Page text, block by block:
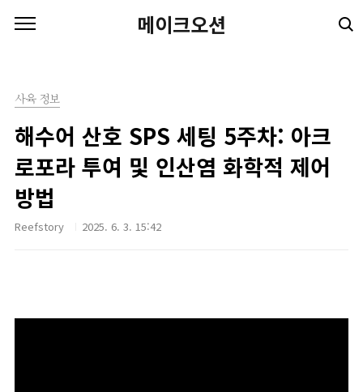
메이크오션
사육 정보
해수어 산호 SPS 세팅 5주차: 아크
로포라 투여 및 인산염 화학적 제어
방법
Reefstory 2025. 6. 3. 15:42